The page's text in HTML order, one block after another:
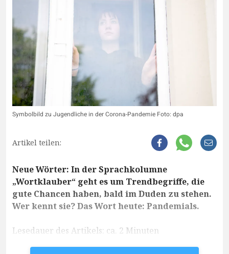
Symbolbild zu Jugendliche in der Corona-Pandemie Foto: dpa
Artikel teilen:
Neue Wörter: In der Sprachkolumne
„Wortklauber“ geht es um Trendbegriffe, die
gute Chancen haben, bald im Duden zu stehen.
Wer kennt sie? Das Wort heute: Pandemials.
Lesedauer des Artikels: ca. 2 Minuten